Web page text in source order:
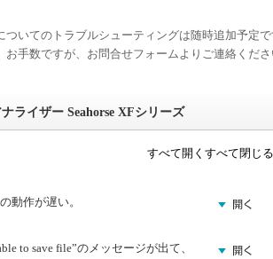
ついてのトラブルシューティングは随時追加予定
お手数ですが、お問合せフォームよりご連絡くだ
ライザー Seahorse XFシリーズ
すべて開く すべて閉じる
動作が遅い。
to save file”のメッセージが出て、